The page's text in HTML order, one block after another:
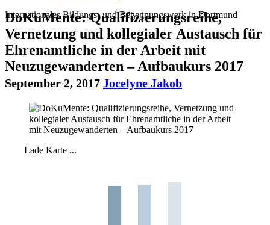
Internationales Bildungs- und Begegnungswerk in Dortmund
DoKuMente: Qualifizierungsreihe,
Vernetzung und kollegialer Austausch für
Ehrenamtliche in der Arbeit mit
Neuzugewanderten – Aufbaukurs 2017
September 2, 2017 Jocelyne Jakob
Lade Karte ...